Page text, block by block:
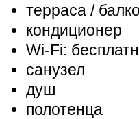
терраса /
кондиционер
Wi-Fi:
санузел
душ
полотенца